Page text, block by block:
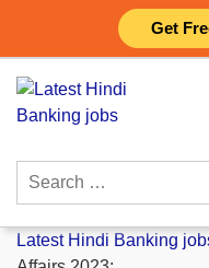
Get
content
Search
Latest Hindi Banking